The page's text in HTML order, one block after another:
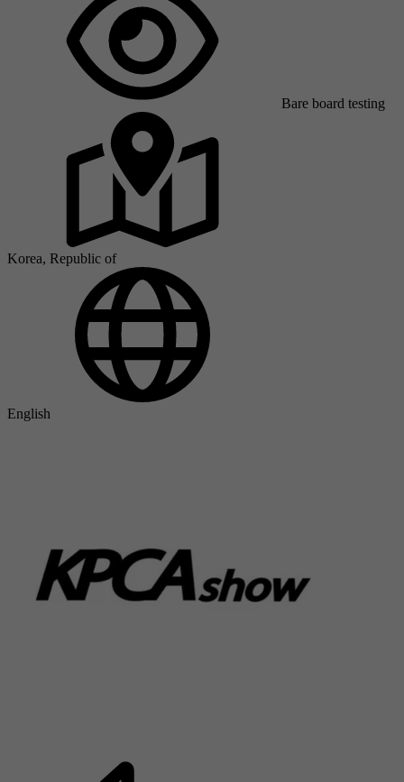
Bare board testing
Korea, Republic of
English